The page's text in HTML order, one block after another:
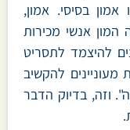
בסיסי. אמון,
אנשי מכירות
להיצמד לתסריט
להקשיב
וזה, בדיוק הדבר